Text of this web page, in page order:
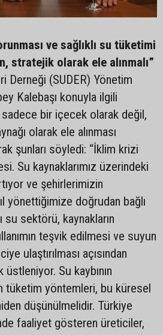
ve sağlıklı su tüketimi
stratejik olarak ele alınmalı”
Derneği (SUDER) Yönetim
Kalebaşı konuyla ilgili
sadece bir içecek olarak değil,
olarak ele alınması
şunları söyledi: “İklim krizi
Su kaynaklarımız üzerindeki
ve şehirlerimizin
yönettiğimize doğrudan bağlı
su sektörü, kaynakların
teşvik edilmesi ve suyun
ulaştırılması açısından
Su kaybının
tüketim yöntemleri, bu küresel
düşünülmelidir. Türkiye
faaliyet gösteren üreticiler,